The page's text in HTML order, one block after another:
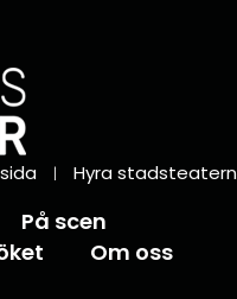
Hyra stadsteatern
På scen
Om oss